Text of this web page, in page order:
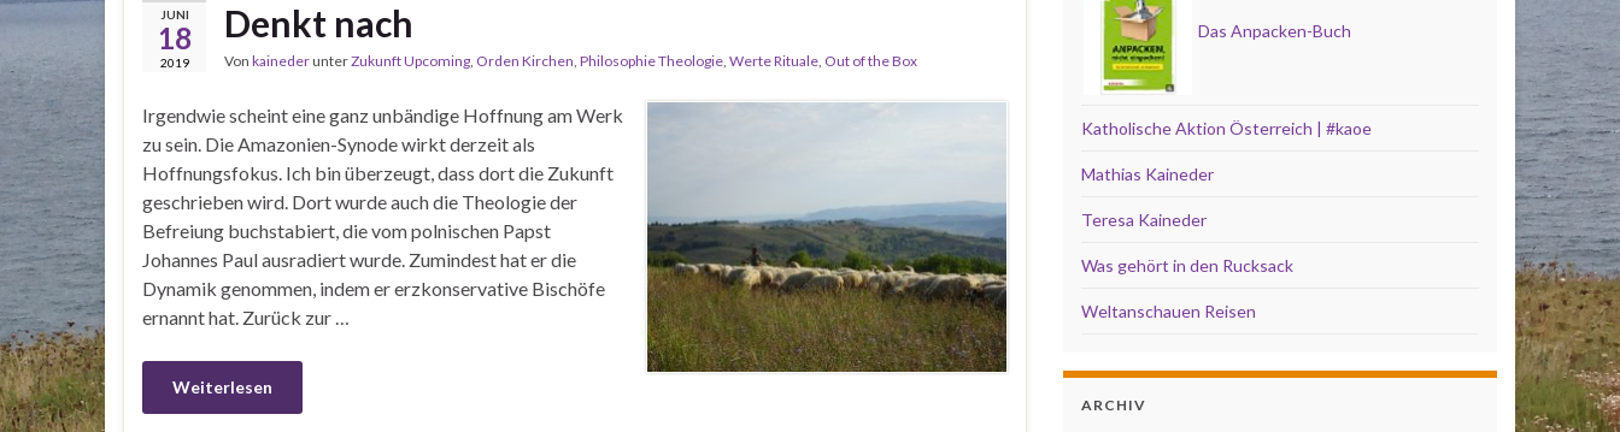
JUNI
18
2019
Denkt nach
Von kainederunterZukunft Upcoming, Orden Kirchen, Philosophie Theologie, Werte Rituale, Out of the Box
Irgendwie scheint eine ganz unbändige Hoffnung am Werk
zu sein. Die Amazonien-Synode wirkt derzeit als
Hoffnungsfokus. Ich bin überzeugt, dass dort die Zukunft
geschrieben wird. Dort wurde auch die Theologie der
Befreiung buchstabiert, die vom polnischen Papst
Johannes Paul ausradiert wurde. Zumindest hat er die
Dynamik genommen, indem er erzkonservative Bischöfe
ernannt hat. Zurück zur …
Weiterlesen
Das Anpacken-Buch
Katholische Aktion Österreich | #kaoe
Mathias Kaineder
Teresa Kaineder
Was gehört in den Rucksack
Weltanschauen Reisen
ARCHIV